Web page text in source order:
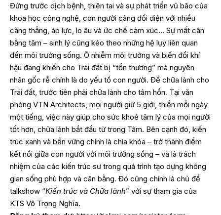
Đứng trước dịch bệnh, thiên tai và sự phát triển vũ bão của
khoa học công nghệ, con người càng đối diện với nhiều
căng thẳng, áp lực, lo âu và ức chế cảm xúc… Sự mất cân
bằng tâm – sinh lý cũng kéo theo những hệ lụy liên quan
đến môi trường sống. Ô nhiễm môi trường và biến đổi khí
hậu đang khiến cho Trái đất bị “tổn thương” mà nguyên
nhân gốc rễ chính là do yếu tố con người. Để chữa lành cho
Trái đất, trước tiên phải chữa lành cho tâm hồn. Tại văn
phòng VTN Architects, mọi người giữ 5 giới, thiền mỗi ngày
một tiếng, việc này giúp cho sức khoẻ tâm lý của mọi người
tốt hơn, chữa lành bắt đầu từ trong Tâm. Bên cạnh đó, kiến
trúc xanh và bền vững chính là chìa khóa – trở thành điểm
kết nối giữa con người với môi trường sống – và là trách
nhiệm của các kiến trúc sư trong quá trình tạo dựng không
gian sống phù hợp và cân bằng. Đó cũng chính là chủ đề
talkshow “Kiến trúc và Chữa lành” với sự tham gia của
KTS Võ Trọng Nghĩa.